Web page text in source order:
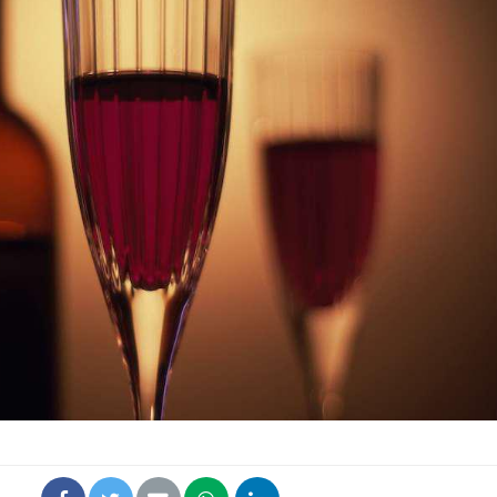
Pourquoi votre ventre
gâche-t-il les premiers
jours de vos vacances ?
Fortes chaleurs :
pourquoi le risque de
noyade grimpe-t-il ?
Le Viagra pourrait-il
freiner la propagation du
cancer ?